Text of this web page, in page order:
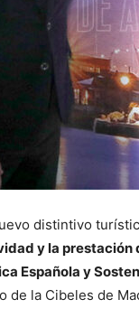
distintivo
y la prestación
Española y
de la Cibeles de